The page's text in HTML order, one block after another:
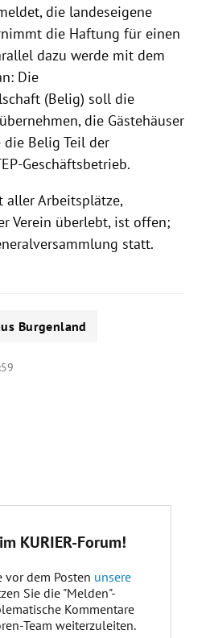
die landeseigene
die Haftung für einen
dazu werde mit dem
Die
(Belig) soll die
die Gästehäuser
die Belig Teil der
Geschäftsbetrieb.
aller Arbeitsplätze,
Verein überlebt, ist offen;
statt.
Burgenland